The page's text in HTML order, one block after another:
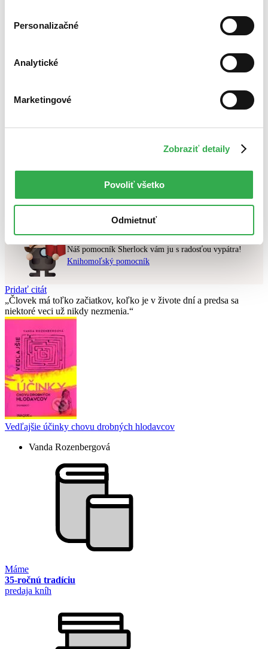
Personalizačné
Analytické
Marketingové
Zobraziť detaily
Povoliť všetko
Odmietnuť
Bestsellery
Najdrahšie
v zľave
vyhovujúci zadaným podmienkam.
Chcete poradiť knihu?
Náš pomocník Sherlock vám ju s radosťou vypátra!
Knihomoľský pomocník
Pridať citát
Človek má toľko začiatkov, koľko je v živote dní a predsa sa
niektoré veci už nikdy nezmenia.
Vedľajšie účinky chovu drobných hlodavcov
Vanda Rozenbergová
Máme
35-ročnú tradíciu
predaja kníh